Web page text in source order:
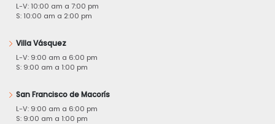
L-V: 10:00 am a 7:00 pm
S: 10:00 am a 2:00 pm
Villa Vásquez
L-V: 9:00 am a 6:00 pm
S: 9:00 am a 1:00 pm
San Francisco de Macorís
L-V: 9:00 am a 6:00 pm
S: 9:00 am a 1:00 pm